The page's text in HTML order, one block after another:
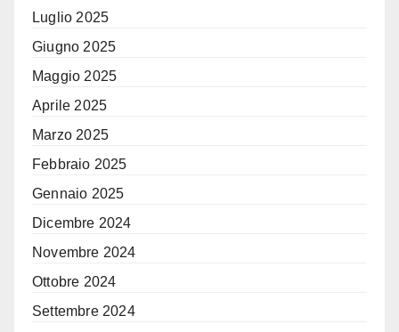
Luglio 2025
Giugno 2025
Maggio 2025
Aprile 2025
Marzo 2025
Febbraio 2025
Gennaio 2025
Dicembre 2024
Novembre 2024
Ottobre 2024
Settembre 2024